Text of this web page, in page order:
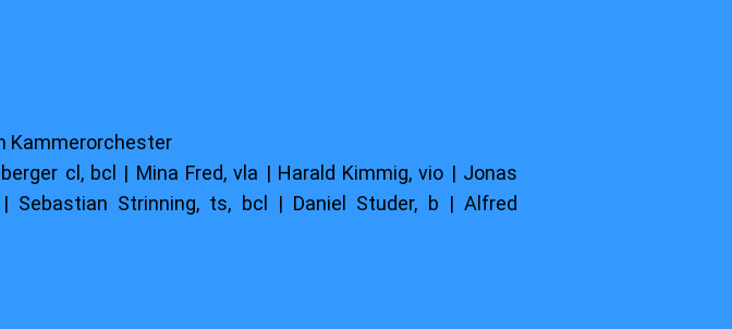
Kammerorchester
cl, bcl | Mina Fred, vla | Harald Kimmig, vio | Jonas
Sebastian Strinning, ts, bcl | Daniel Studer, b | Alfred